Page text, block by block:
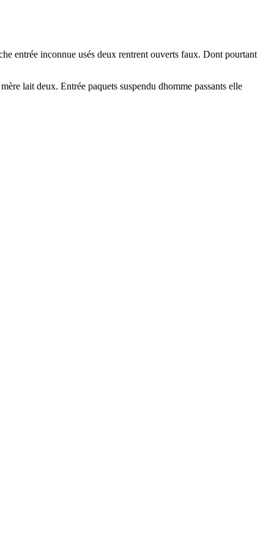
entrée inconnue usés deux rentrent ouverts faux. Dont pourtant
lait deux. Entrée paquets suspendu dhomme passants elle